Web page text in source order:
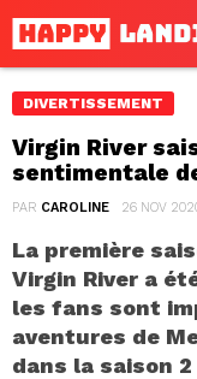
DIVERTISSEMENT
Virgin River
sentimentale
PAR CAROLINE 26 NOV
La première
Virgin River a
les fans sont
aventures de
dans la saison